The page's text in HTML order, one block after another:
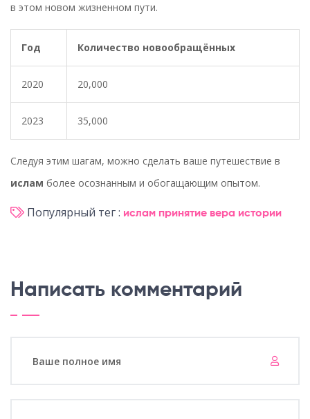
в этом новом жизненном пути.
Год Количество новообращённых
2020 20,000
2023 35,000
Следуя этим шагам, можно сделать ваше путешествие в
ислам более осознанным и обогащающим опытом.
Популярный тег : ислам принятие вера истории
Написать комментарий